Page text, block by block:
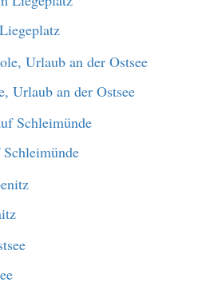
Urlaub an der Ostsee